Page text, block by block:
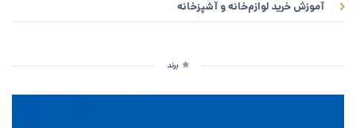
آموزش خرید لوازم‌خانه و آشپزخانه
برند